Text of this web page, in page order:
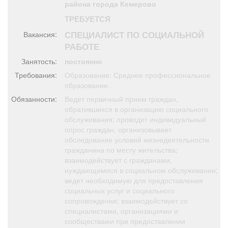
Обучение
Товары Поздравления
Я - пенсионер
района города Кемерово
ТРЕБУЕТСЯ
Вакансия:
СПЕЦИАЛИСТ ПО СОЦИАЛЬНОЙ
РАБОТЕ
Занятость:
постоянно
Требования:
Образование: Среднее профессиональное
образование.
Обязанности:
Ведет первичный прием граждан,
обратившихся в организацию социального
обслуживания; проводит индивидуальный
опрос граждан, организовывает
обследование условий жизнедеятельности
гражданина по месту жительства;
взаимодействует с гражданами,
нуждающимися в социальном обслуживании;
ведет необходимую для предоставления
социальных услуг и социального
сопровождения; взаимодействует со
специалистами, организациями и
сообществами при предоставлении